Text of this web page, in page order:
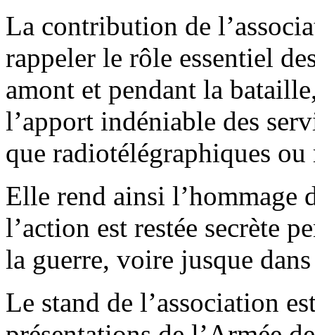
La contribution de
rappeler le rôle essentiel
amont et pendant la
l’apport indéniable des
que radiotélégraphiques
Elle rend ainsi l’hommage
l’action est restée secrète
la guerre, voire jusque
Le stand de l’association